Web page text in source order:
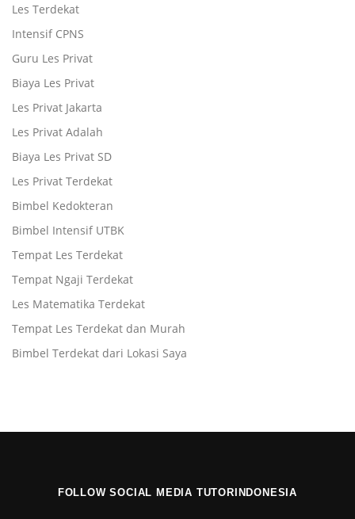
Les Terdekat
Intensif CPNS
Guru Les Privat
Biaya Les Privat
Les Privat Jakarta
Les Privat Adalah
Biaya Les Privat SD
Les Privat Terdekat
Bimbel Kedokteran
Bimbel Intensif UTBK
Tempat Les Terdekat
Tempat Ngaji Terdekat
Les Matematika Terdekat
Tempat Les Terdekat dan Murah
Bimbel Terdekat dari Lokasi Saya
FOLLOW SOCIAL MEDIA TUTORINDONESIA